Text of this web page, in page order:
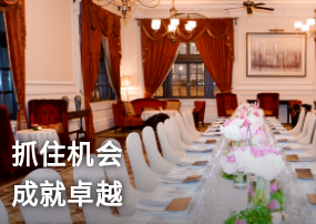
抓住机会
成就卓越